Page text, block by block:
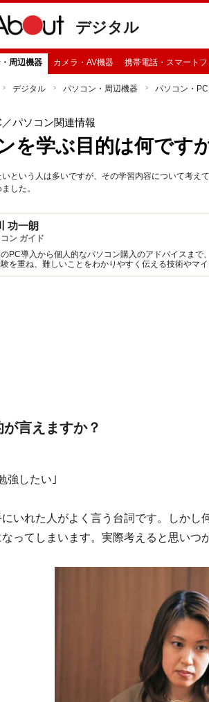
デジタル
周辺機器 カメラ・AV機器 携帯電話・スマートフ
デジタル パソコン・周辺機器 パソコン・PC
／パソコン関連情報
を学ぶ目的は何です
という人は多いですが、その学習内容について考え
した。
功一朗
ン ガイド
PC導入から個人的なパソコン購入のアドバイスま
を重ね、難しいことをわかりやすく伝える技術やマ
初心者向けの執筆やインタビュー紹介などもアリ。
言えますか？
強したい｣
いれた人がよく言う台詞です。しかし
ってしまいます。実際考えると思いつ